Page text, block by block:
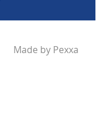
Made by Pexxa